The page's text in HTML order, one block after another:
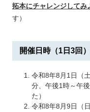
拓本にチャレンジしてみ
す）
開催日時（1日3回）
令和8年8月1日（
分、午後1時～午
た）
令和8年8月9日（